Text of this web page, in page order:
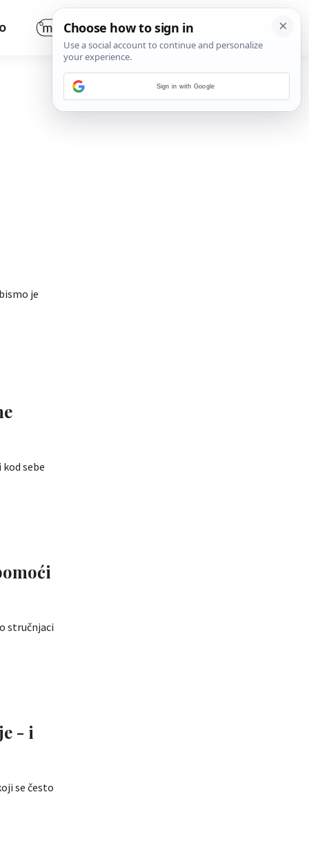
je
sebe
stručnjaci
- i
se često
Sign in with Google